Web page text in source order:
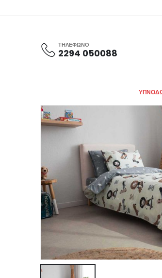
ΤΗΛΕΦΩΝΟ
2294 050088